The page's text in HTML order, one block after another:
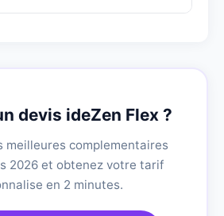
devis ideZen Flex ?
meilleures complementaires
2026 et obtenez votre tarif
en 2 minutes.